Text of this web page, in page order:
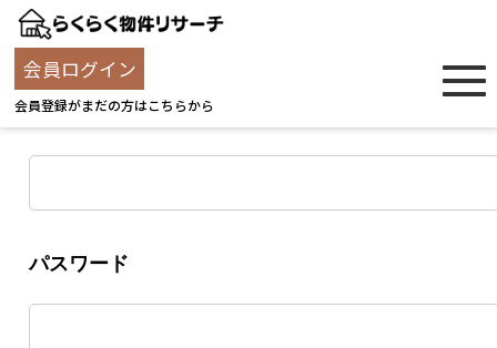
会員ログイン
会員登録がまだの方はこちらから
ユーザー名
パスワード